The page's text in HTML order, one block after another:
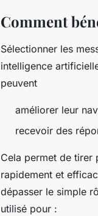
Comment
Sélectionner les
intelligence
peuvent
améliorer leur
recevoir des
Cela permet de tirer
rapidement et
dépasser le simple
utilisé pour :